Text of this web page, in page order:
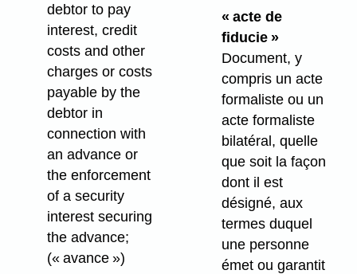
debtor to pay
interest, credit
costs and other
charges or costs
payable by the
debtor in
connection with
an advance or
the enforcement
of a security
interest securing
the advance;
(« avance »)
« acte de
fiducie »
Document, y
compris un acte
formaliste ou un
acte formaliste
bilatéral, quelle
que soit la façon
dont il est
désigné, aux
termes duquel
une personne
émet ou garantit